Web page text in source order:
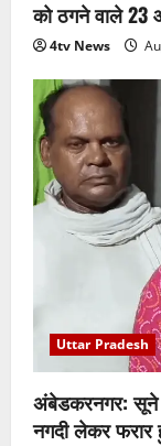
को ठगने वाले 23
4tv News
Uttar Pradesh
अंबेडकरनगर: सूने
नगदी लेकर फरार